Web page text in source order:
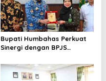
Bupati Humbahas Perkuat
Sinergi dengan BPJS
Perluas Perlindungan
Pekerja